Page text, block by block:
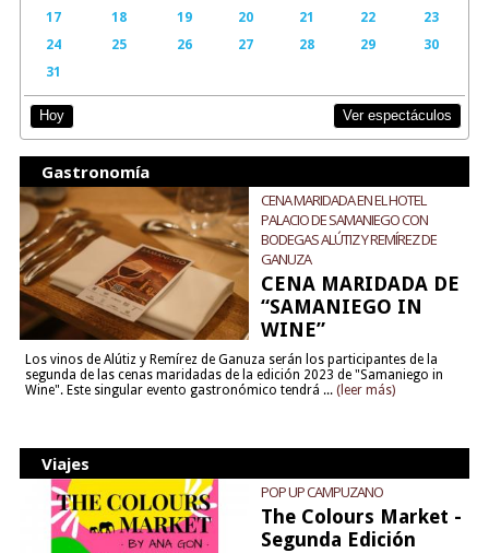
17
18 19 20 21 22
23
24
25 26 27 28 29
30
31
Hoy Ver espectáculos
Gastronomía
CENA MARIDADA EN EL HOTEL
PALACIO DE SAMANIEGO CON
BODEGAS ALÚTIZ Y REMÍREZ DE
GANUZA
CENA MARIDADA DE
“SAMANIEGO IN
WINE”
Los vinos de Alútiz y Remírez de Ganuza serán los participantes de la
segunda de las cenas maridadas de la edición 2023 de "Samaniego in
Wine". Este singular evento gastronómico tendrá ... (leer más)
Viajes
POP UP CAMPUZANO
The Colours Market -
Segunda Edición